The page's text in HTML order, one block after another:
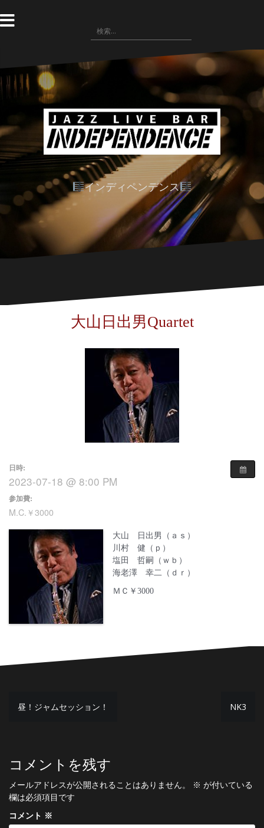
ン
テ
へ
ス
検
索:
インディペンデンス
大山日出男Quartet
日時:
2023-07-18 @ 8:00 PM
参加費:
M.C.￥3000
大山 日出男（ａｓ）
川村 健（ｐ）
塩田 哲嗣（ｗｂ）
海老澤 幸二（ｄｒ）
ＭＣ￥3000
投
ビ
ゲ
ー
シ
昼！ジャムセッション！ NK3
コメントを残す
メールアドレスが公開されることはありません。 ※ が付いている
欄は必須項目です
コメント ※